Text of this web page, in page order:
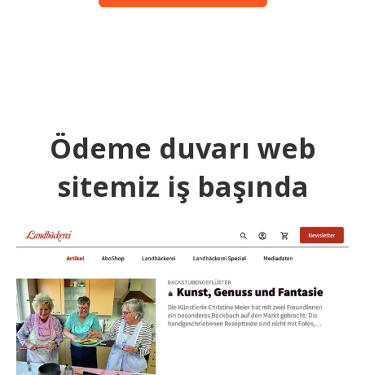
Ödeme duvarı web
sitemiz iş başında